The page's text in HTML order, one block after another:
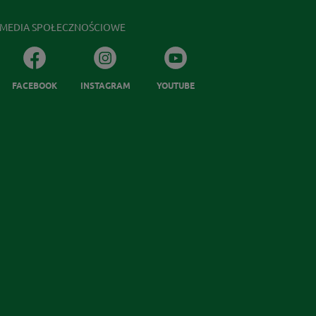
MEDIA SPOŁECZNOŚCIOWE
FACEBOOK INSTAGRAM YOUTUBE